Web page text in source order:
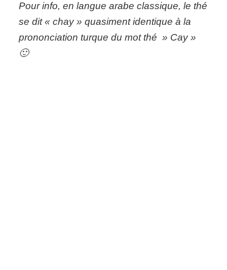
Pour info, en langue arabe classique, le thé
se dit « chay » quasiment identique à la
prononciation turque du mot thé » Cay »
🙂